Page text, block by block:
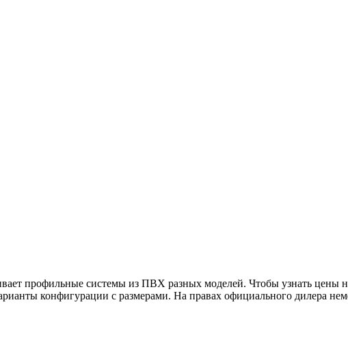
профильные системы из ПВХ разных моделей. Чтобы узнать
конфигурации с размерами. На правах официального дилера